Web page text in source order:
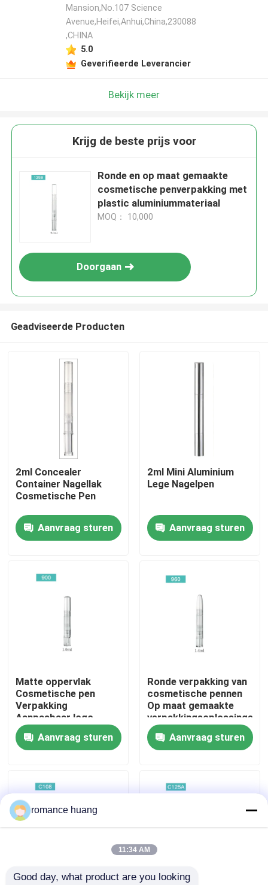
Thuis
Producten
Fabrieksreis
Kwaliteitscontrole
Contacteer ons
Kosmetische Fles Zonder lucht
Kosmetische Roomkruik
Mansion,No.107 Science
Avenue,Heifei,Anhui,China,230088
,CHINA
5.0
Geverifieerde Leverancier
Bekijk meer
Krijg de beste prijs voor
Ronde en op maat gemaakte
cosmetische penverpakking met
plastic aluminiummateriaal
MOQ： 10,000
Doorgaan
Geadviseerde Producten
2ml Concealer
Container Nagellak
Cosmetische Pen
Aanvraag sturen
2ml Mini Aluminium
Lege Nagelpen
Aanvraag sturen
Matte oppervlak
Cosmetische pen
Verpakking
Aanpasbaar logo
Plastic Aluminium
materiaalAanvraag sturen
Ronde verpakking van
cosmetische pennen
Op maat gemaakte
verpakkingsoplossingen
Aanvraag sturen
romance huang
11:34 AM
Good day, what product are you looking